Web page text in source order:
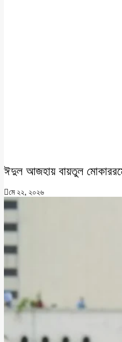
ঈদুল আজহায় বায়তুল
মে ২২, ২০২৬